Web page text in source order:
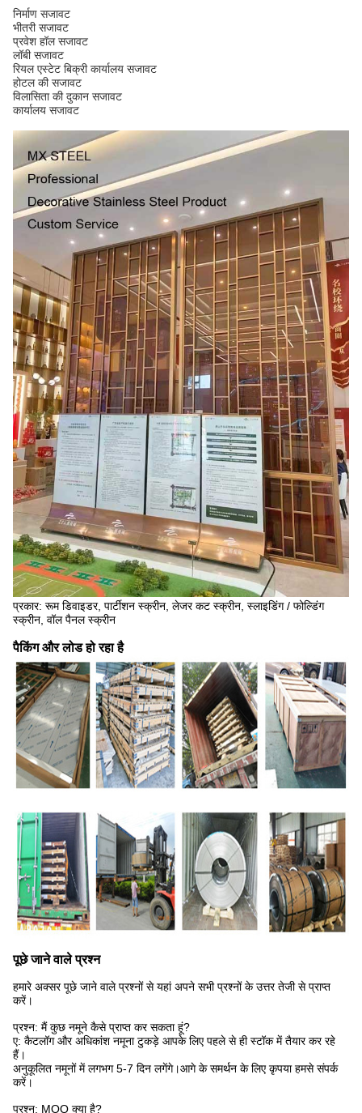
निर्माण सजावट
भीतरी सजावट
प्रवेश हॉल सजावट
लॉबी सजावट
रियल एस्टेट बिक्री कार्यालय सजावट
होटल की सजावट
विलासिता की दुकान सजावट
कार्यालय सजावट
प्रकार: रूम डिवाइडर, पार्टीशन स्क्रीन, लेजर कट स्क्रीन, स्लाइडिंग / फोल्डिंग
स्क्रीन, वॉल पैनल स्क्रीन
पैकिंग और लोड हो रहा है
पूछे जाने वाले प्रश्न
हमारे अक्सर पूछे जाने वाले प्रश्नों से यहां अपने सभी प्रश्नों के उत्तर तेजी से प्राप्त
करें।
प्रश्न: मैं कुछ नमूने कैसे प्राप्त कर सकता हूं?
ए: कैटलॉग और अधिकांश नमूना टुकड़े आपके लिए पहले से ही स्टॉक में तैयार कर रहे
हैं।
अनुकूलित नमूनों में लगभग 5-7 दिन लगेंगे।आगे के समर्थन के लिए कृपया हमसे संपर्क
करें।
प्रश्न: MOQ क्या है?